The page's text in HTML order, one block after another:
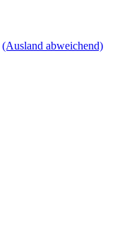
(Ausland abweichend)